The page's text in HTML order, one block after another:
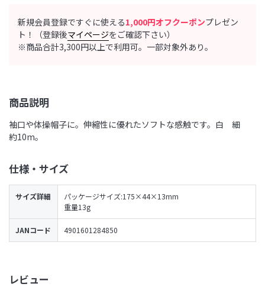
レビュー
新規会員登録ですぐに使える1,000円オフクーポンプレゼン
ト！（登録後マイページをご確認下さい）
※商品合計3,300円以上で利用可。一部対象外あり。
商品説明
袖口や体操帽子に。伸縮性に優れたソフトな感触です。白 細
約10m。
仕様・サイズ
サイズ詳細
パッケージサイズ:175×44×13mm
重量13g
JANコード 4901601284850